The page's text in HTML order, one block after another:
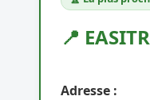
📍
Adresse :